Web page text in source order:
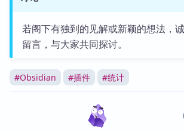
若阁下有独到的见解或新颖的想法，
留言，与大家共同探讨。
#Obsidian #插件 #统计